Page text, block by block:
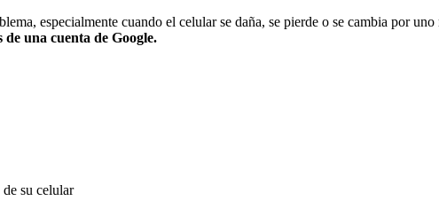
especialmente cuando el celular se daña, se pierde o se cambia por uno
una cuenta de Google.
su celular